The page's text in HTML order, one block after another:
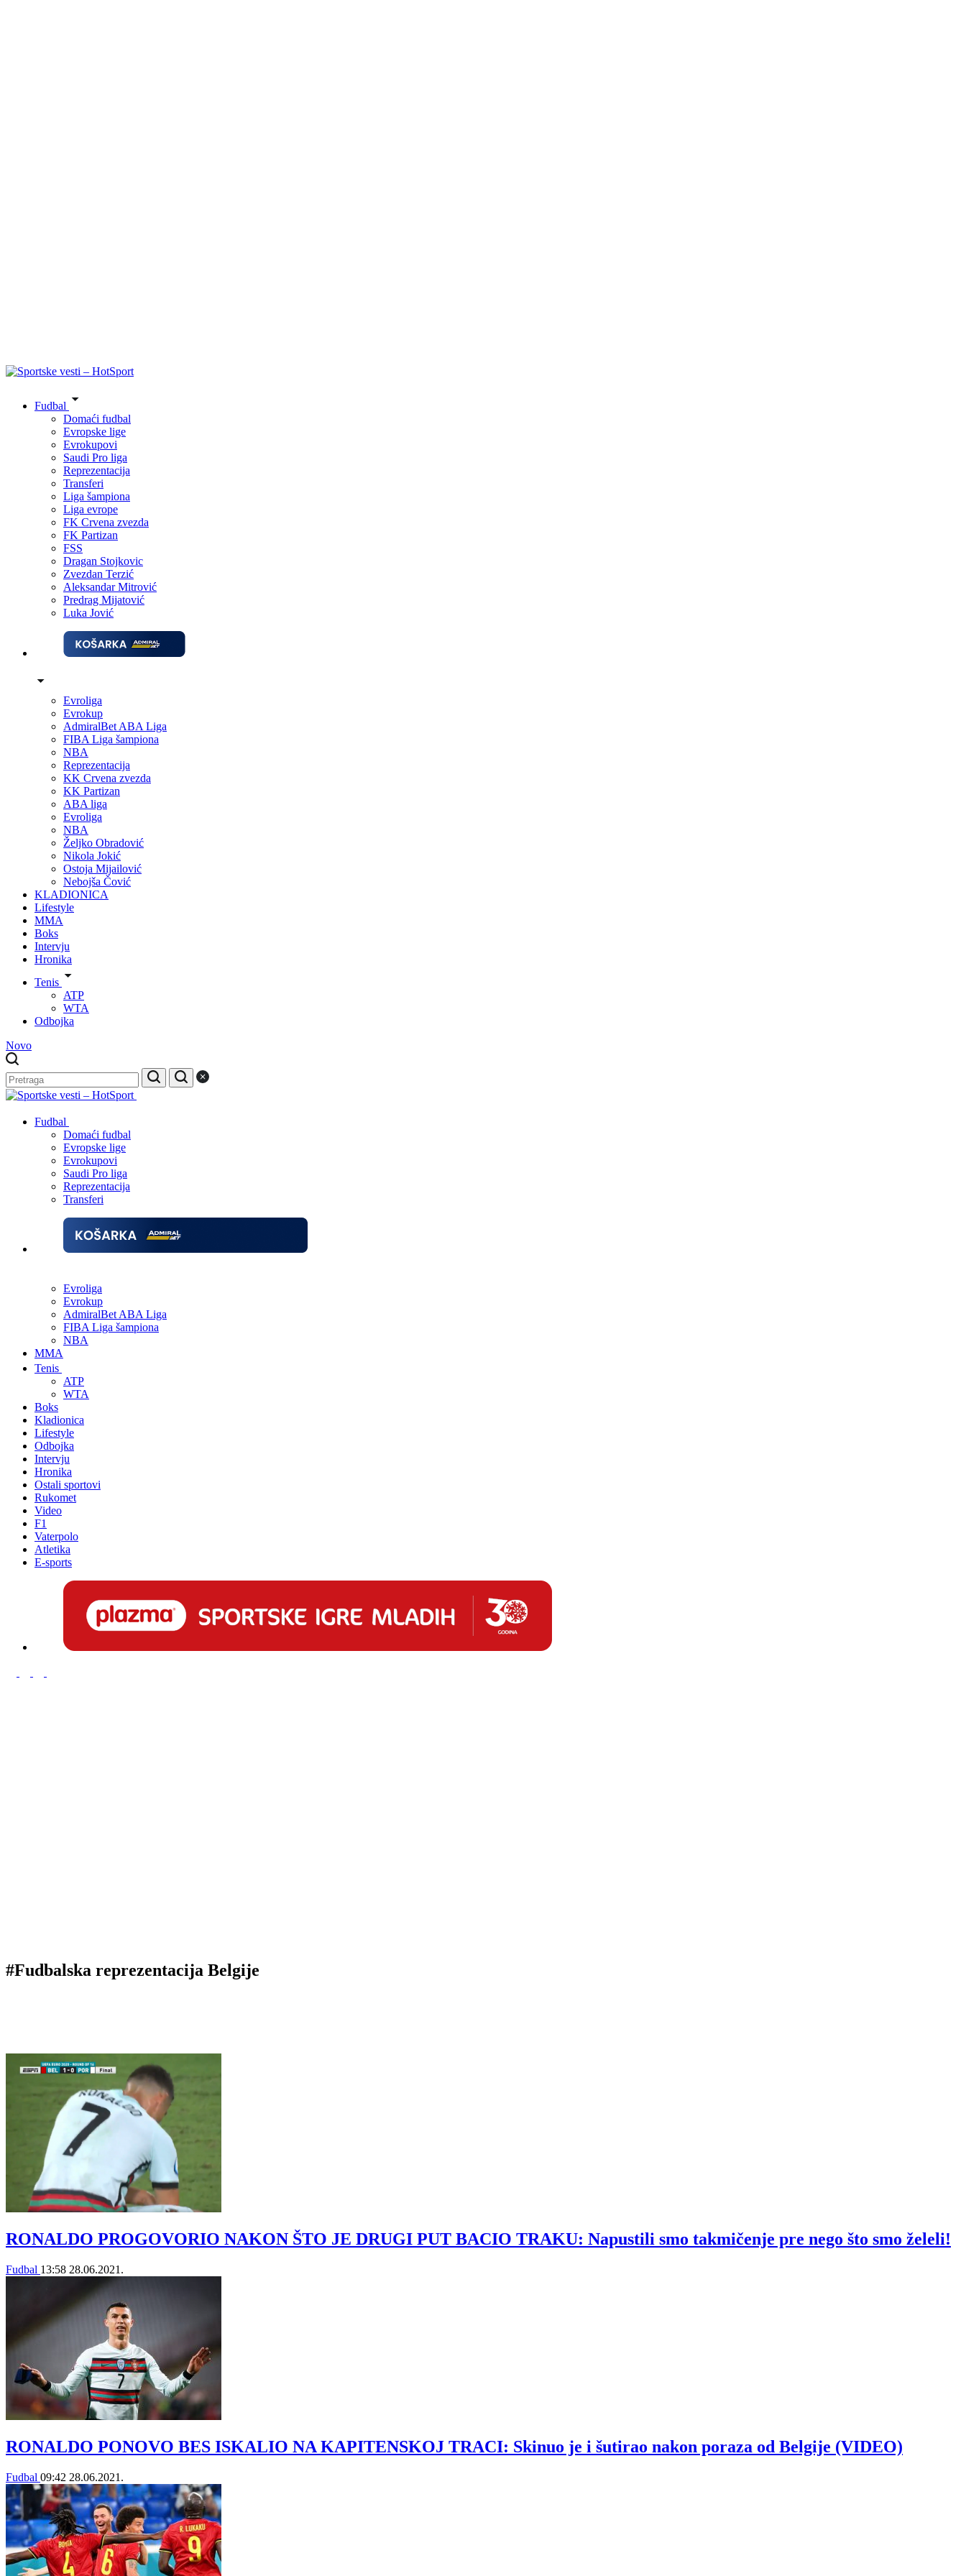
Fudbal
Domaći fudbal
Evropske lige
Evrokupovi
Saudi Pro liga
Reprezentacija
Transferi
Liga šampiona
Liga evrope
FK Crvena zvezda
FK Partizan
FSS
Dragan Stojkovic
Zvezdan Terzić
Aleksandar Mitrović
Predrag Mijatović
Luka Jović
Evroliga
Evrokup
AdmiralBet ABA Liga
FIBA Liga šampiona
NBA
Reprezentacija
KK Crvena zvezda
KK Partizan
ABA liga
Evroliga
NBA
Željko Obradović
Nikola Jokić
Ostoja Mijailović
Nebojša Čović
KLADIONICA
Lifestyle
MMA
Boks
Intervju
Hronika
Tenis
ATP
WTA
Odbojka
Novo
Fudbal
Domaći fudbal
Evropske lige
Evrokupovi
Saudi Pro liga
Reprezentacija
Transferi
Evroliga
Evrokup
AdmiralBet ABA Liga
FIBA Liga šampiona
NBA
MMA
Tenis
ATP
WTA
Boks
Kladionica
Lifestyle
Odbojka
Intervju
Hronika
Ostali sportovi
Rukomet
Video
F1
Vaterpolo
Atletika
E-sports
#Fudbalska reprezentacija Belgije
RONALDO PROGOVORIO NAKON ŠTO JE DRUGI PUT BACIO TRAKU: Napustili smo takmičenje pre nego što smo želeli!
Fudbal 13:58 28.06.2021.
RONALDO PONOVO BES ISKALIO NA KAPITENSKOJ TRACI: Skinuo je i šutirao nakon poraza od Belgije (VIDEO)
Fudbal 09:42 28.06.2021.